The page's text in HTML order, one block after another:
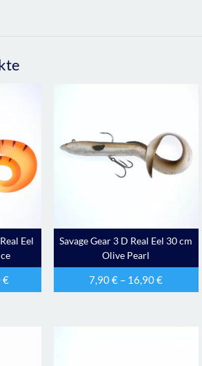
Eel
€
Savage Gear 3 D Real Eel 30 cm
Olive Pearl
7,90€ – 16,90€